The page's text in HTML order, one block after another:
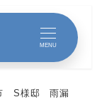
MENU
S様邸 雨漏